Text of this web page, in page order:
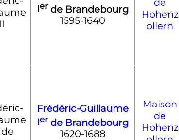
Ierde Brandebourg
1595-1640
de
Hohenz
ollern
Frédéric-Guillaume
Ierde Brandebourg
1620-1688
Maison
de
Hohenz